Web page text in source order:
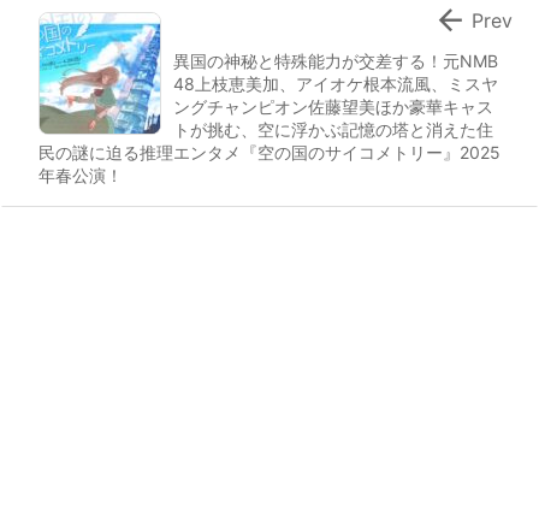
異国の神秘と特殊能力が交差する！元NMB
48上枝恵美加、アイオケ根本流風、ミスヤ
ングチャンピオン佐藤望美ほか豪華キャス
トが挑む、空に浮かぶ記憶の塔と消えた住
民の謎に迫る推理エンタメ『空の国のサイコメトリー』2025
年春公演！
 Prev